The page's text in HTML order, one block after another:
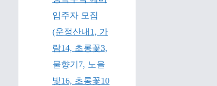
입주자 모집
(운정산내1, 가
람14, 초롱꽃3,
물향기7, 노을
빛16, 초롱꽃10